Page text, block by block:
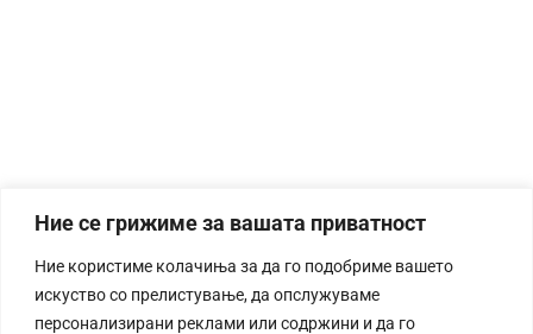
Ние се грижиме за вашата приватност
Ние користиме колачиња за да го подобриме вашето
искуство со прелистување, да опслужуваме
персонализирани реклами или содржини и да го